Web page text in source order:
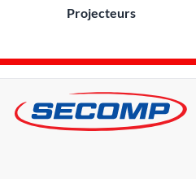
Projecteurs